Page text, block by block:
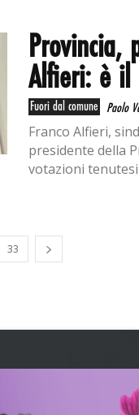
Provincia,
Alfieri: è il
Fuori dal comune Paolo
Franco Alfieri,
presidente della
votazioni tenutesi
33